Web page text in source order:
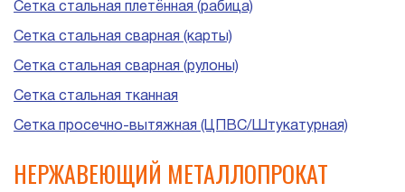
Сетка стальная плетённая (рабица)
Сетка стальная сварная (карты)
Сетка стальная сварная (рулоны)
Сетка стальная тканная
Сетка просечно-вытяжная (ЦПВС/Штукатурная)
НЕРЖАВЕЮЩИЙ МЕТАЛЛОПРОКАТ